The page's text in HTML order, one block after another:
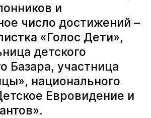
и
число достижений –
«Голос Дети»,
детского
Базара, участница
национального
Евровидение и